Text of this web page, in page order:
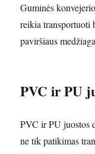
Guminės
reikia transportuoti
paviršiaus
PVC ir PU
PVC ir PU juostos
ne tik patikimas